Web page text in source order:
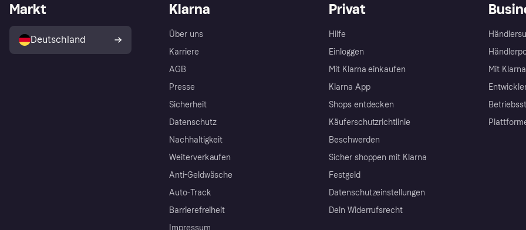
Klarna
Über uns
Karriere
AGB
Presse
Sicherheit
Datenschutz
Nachhaltigkeit
Weiterverkaufen
Anti-Geldwäsche
Auto-Track
Barrierefreiheit
Privat
Hilfe
Einloggen
Mit Klarna einkaufen
Klarna App
Shops entdecken
Käuferschutzrichtlinie
Beschwerden
Sicher shoppen mit Klarna
Festgeld
Datenschutzeinstellungen
Dein Widerrufsrecht
Mit
Markt
Deutschland